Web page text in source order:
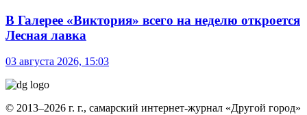
В Галерее «Виктория» всего на неделю откроется
Лесная лавка
03 августа 2026, 15:03
© 2013–2026 г. г., самарский интернет-журнал «Другой город»